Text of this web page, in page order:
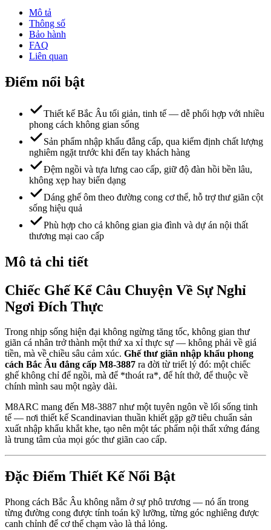
Mô tả
Thông số
Bảo hành
FAQ
Liên quan
Điểm nổi bật
Thiết kế Bắc Âu tối giản, tinh tế — dễ phối hợp với nhiều
phong cách không gian sống
Sản phẩm nhập khẩu đẳng cấp, qua kiểm định chất lượng
nghiêm ngặt trước khi đến tay khách hàng
Đệm ngồi và tựa lưng cao cấp, giữ độ đàn hồi bền lâu,
không xẹp hay biến dạng
Dáng ghế ôm theo đường cong cơ thể, hỗ trợ thư giãn cột
sống hiệu quả
Phù hợp cho cả không gian gia đình và dự án nội thất
thương mại cao cấp
Mô tả chi tiết
Chiếc Ghế Kể Câu Chuyện Về Sự Nghỉ
Ngơi Đích Thực
Trong nhịp sống hiện đại không ngừng tăng tốc, không gian thư
giãn cá nhân trở thành một thứ xa xỉ thực sự — không phải về giá
tiền, mà về chiều sâu cảm xúc. Ghế thư giãn nhập khẩu phong
cách Bắc Âu đẳng cấp M8-3887 ra đời từ triết lý đó: một chiếc
ghế không chỉ để ngồi, mà để *thoát ra*, để hít thở, để thuộc về
chính mình sau một ngày dài.
M8ARC mang đến M8-3887 như một tuyên ngôn về lối sống tinh
tế — nơi thiết kế Scandinavian thuần khiết gặp gỡ tiêu chuẩn sản
xuất nhập khẩu khắt khe, tạo nên một tác phẩm nội thất xứng đáng
là trung tâm của mọi góc thư giãn cao cấp.
Đặc Điểm Thiết Kế Nổi Bật
Phong cách Bắc Âu không nằm ở sự phô trương — nó ẩn trong
từng đường cong được tính toán kỹ lưỡng, từng góc nghiêng được
canh chỉnh để cơ thể chạm vào là thả lỏng.